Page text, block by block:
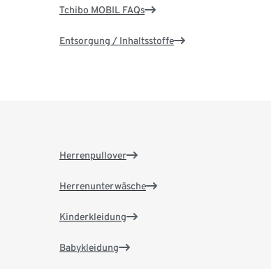
Tchibo MOBIL FAQs
Entsorgung / Inhaltsstoffe
Herrenpullover
Herrenunterwäsche
Kinderkleidung
Babykleidung